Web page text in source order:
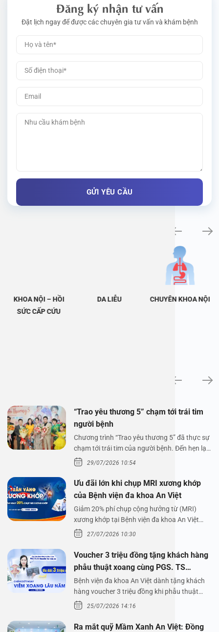
Đăng ký nhận tư vấn
Đặt lịch ngay để được các chuyên gia tư vấn và khám bệnh
KHOA NỘI – HỒI
SỨC CẤP CỨU
DA LIỄU CHUYÊN KHOA NỘI
“Trao yêu thương 5” chạm tới trái tim
người bệnh
Chương trình “Trao yêu thương 5” đã thực sự
chạm tới trái tim của người bệnh. Đến hẹn lại
lên,…29/07/2026 10:54
Ưu đãi lớn khi chụp MRI xương khớp
của Bệnh viện đa khoa An Việt
Giảm 20% phí chụp cộng hưởng từ (MRI)
xương khớp tại Bệnh viện đa khoa An Việt
Bệnh viện đa…
27/07/2026 10:30
Voucher 3 triệu đồng tặng khách hàng
phẫu thuật xoang cùng PGS. TS
Nguyễn Thị Hoài An
Bệnh viện đa khoa An Việt dành tặng khách
hàng voucher 3 triệu đồng khi phẫu thuật
xoang cùng PGS.…
25/07/2026 14:16
Ra mắt quỹ Mầm Xanh An Việt: Đồng